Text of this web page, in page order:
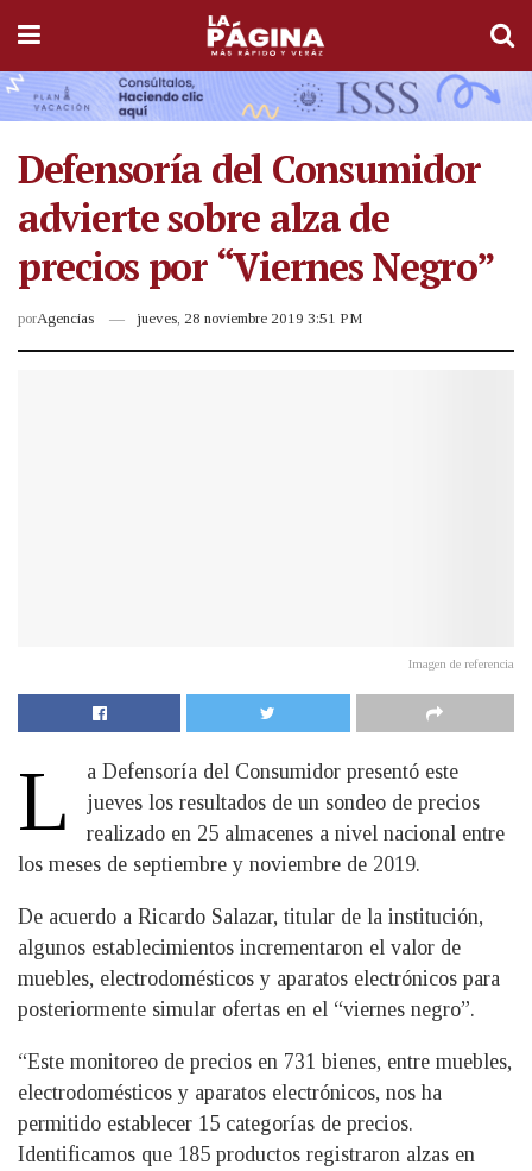
Defensoría del Consumidor
advierte sobre alza de
precios por “Viernes Negro”
porAgencias jueves, 28 noviembre 2019 3:51 PM
Imagen de referencia
L
a Defensoría del Consumidor presentó este
jueves los resultados de un sondeo de precios
realizado en 25 almacenes a nivel nacional entre
los meses de septiembre y noviembre de 2019.
De acuerdo a Ricardo Salazar, titular de la institución,
algunos establecimientos incrementaron el valor de
muebles, electrodomésticos y aparatos electrónicos para
posteriormente simular ofertas en el “viernes negro”.
“Este monitoreo de precios en 731 bienes, entre muebles,
electrodomésticos y aparatos electrónicos, nos ha
permitido establecer 15 categorías de precios.
Identificamos que 185 productos registraron alzas en